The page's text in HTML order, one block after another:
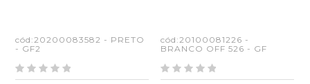
cód:20200083582 - PRETO
- GF2
cód:20100081226 -
BRANCO OFF 526 - GF